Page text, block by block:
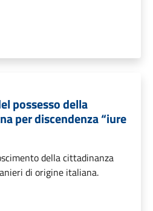
possesso della
per discendenza “iure
della cittadinanza
di origine italiana.